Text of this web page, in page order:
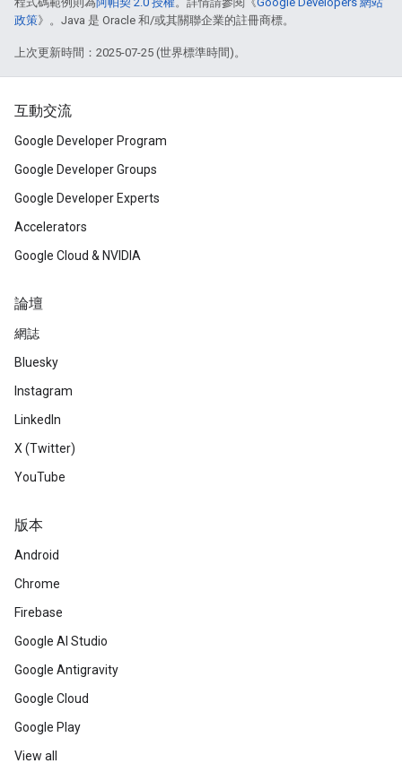
政策》。Java 是 Oracle 和/或其關聯企業的註冊商標。
上次更新時間：2025-07-25 (世界標準時間)。
互動交流
Google Developer Program
Google Developer Groups
Google Developer Experts
Accelerators
Google Cloud & NVIDIA
論壇
網誌
Bluesky
Instagram
LinkedIn
X (Twitter)
YouTube
版本
Android
Chrome
Firebase
Google AI Studio
Google Antigravity
Google Cloud
Google Play
View all